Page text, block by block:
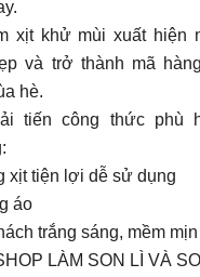
xịt khử mùi xuất hiện
và trở thành mã
hè.
tiến công thức phù
xịt tiện lợi dễ sử dụng
áo
trắng sáng, mềm mịn
LÀM SON LÌ VÀ